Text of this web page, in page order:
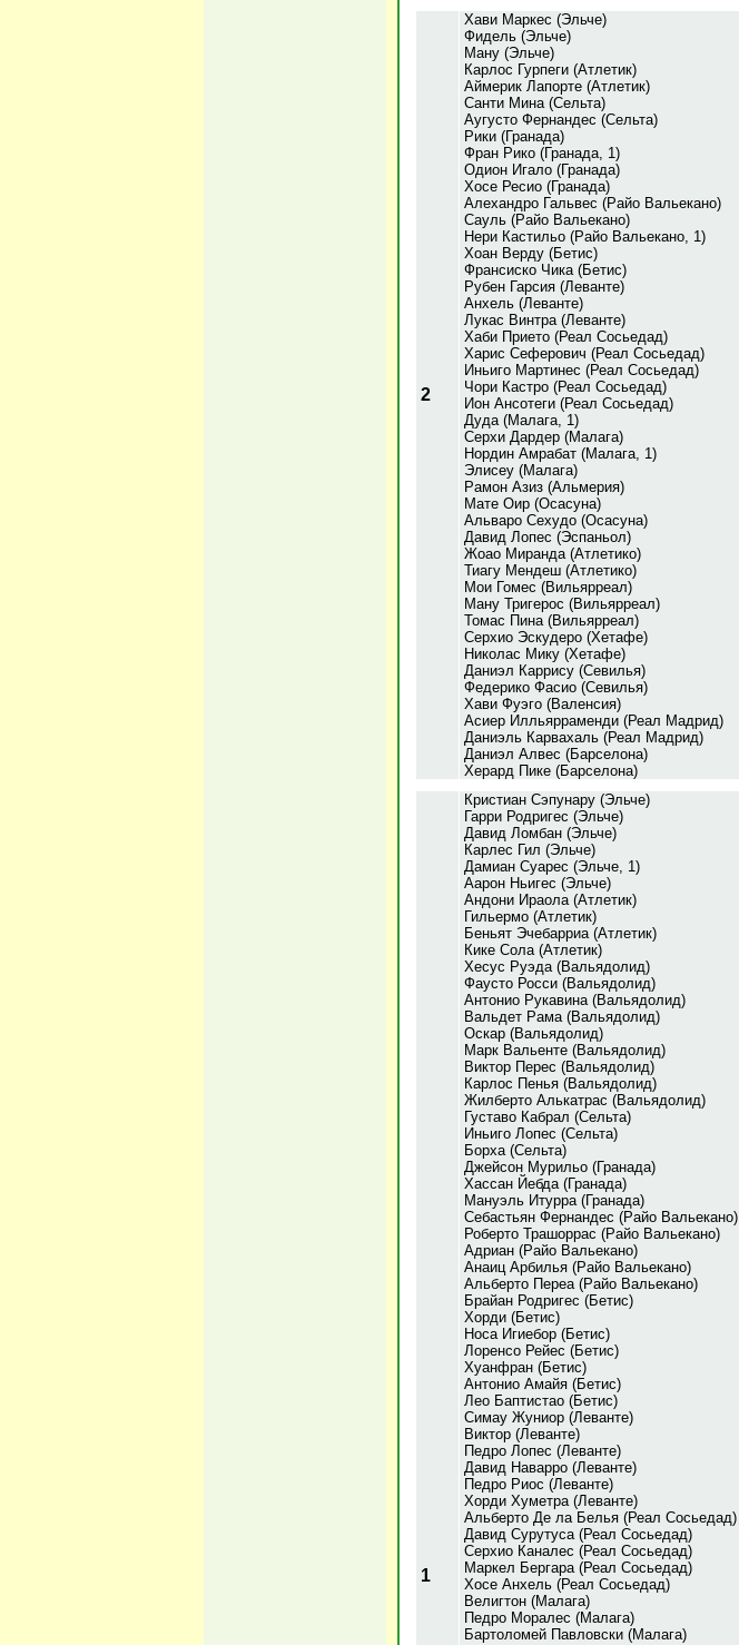
2
Хави Маркес (Эльче)
Фидель (Эльче)
Ману (Эльче)
Карлос Гурпеги (Атлетик)
Аймерик Лапорте (Атлетик)
Санти Мина (Сельта)
Аугусто Фернандес (Сельта)
Рики (Гранада)
Фран Рико (Гранада, 1)
Одион Игало (Гранада)
Хосе Ресио (Гранада)
Алехандро Гальвес (Райо Вальекано)
Сауль (Райо Вальекано)
Нери Кастильо (Райо Вальекано, 1)
Хоан Верду (Бетис)
Франсиско Чика (Бетис)
Рубен Гарсия (Леванте)
Анхель (Леванте)
Лукас Винтра (Леванте)
Хаби Прието (Реал Сосьедад)
Харис Сеферович (Реал Сосьедад)
Иньиго Мартинес (Реал Сосьедад)
Чори Кастро (Реал Сосьедад)
Ион Ансотеги (Реал Сосьедад)
Дуда (Малага, 1)
Серхи Дардер (Малага)
Нордин Амрабат (Малага, 1)
Элисеу (Малага)
Рамон Азиз (Альмерия)
Мате Оир (Осасуна)
Альваро Сехудо (Осасуна)
Давид Лопес (Эспаньол)
Жоао Миранда (Атлетико)
Тиагу Мендеш (Атлетико)
Мои Гомес (Вильярреал)
Ману Тригерос (Вильярреал)
Томас Пина (Вильярреал)
Серхио Эскудеро (Хетафе)
Николас Мику (Хетафе)
Даниэл Каррису (Севилья)
Федерико Фасио (Севилья)
Хави Фуэго (Валенсия)
Асиер Илльярраменди (Реал Мадрид)
Даниэль Карвахаль (Реал Мадрид)
Даниэл Алвес (Барселона)
Херард Пике (Барселона)
1
Кристиан Сэпунару (Эльче)
Гарри Родригес (Эльче)
Давид Ломбан (Эльче)
Карлес Гил (Эльче)
Дамиан Суарес (Эльче, 1)
Аарон Ньигес (Эльче)
Андони Ираола (Атлетик)
Гильермо (Атлетик)
Беньят Эчебарриа (Атлетик)
Кике Сола (Атлетик)
Хесус Руэда (Вальядолид)
Фаусто Росси (Вальядолид)
Антонио Рукавина (Вальядолид)
Вальдет Рама (Вальядолид)
Оскар (Вальядолид)
Марк Вальенте (Вальядолид)
Виктор Перес (Вальядолид)
Карлос Пенья (Вальядолид)
Жилберто Алькатрас (Вальядолид)
Густаво Кабрал (Сельта)
Иньиго Лопес (Сельта)
Борха (Сельта)
Джейсон Мурильо (Гранада)
Хассан Йебда (Гранада)
Мануэль Итурра (Гранада)
Себастьян Фернандес (Райо Вальекано)
Роберто Трашоррас (Райо Вальекано)
Адриан (Райо Вальекано)
Анаиц Арбилья (Райо Вальекано)
Альберто Переа (Райо Вальекано)
Брайан Родригес (Бетис)
Хорди (Бетис)
Носа Игиебор (Бетис)
Лоренсо Рейес (Бетис)
Хуанфран (Бетис)
Антонио Амайя (Бетис)
Лео Баптистао (Бетис)
Симау Жуниор (Леванте)
Виктор (Леванте)
Педро Лопес (Леванте)
Давид Наварро (Леванте)
Педро Риос (Леванте)
Хорди Хуметра (Леванте)
Альберто Де ла Белья (Реал Сосьедад)
Давид Сурутуса (Реал Сосьедад)
Серхио Каналес (Реал Сосьедад)
Маркел Бергара (Реал Сосьедад)
Хосе Анхель (Реал Сосьедад)
Велигтон (Малага)
Педро Моралес (Малага)
Бартоломей Павловски (Малага)